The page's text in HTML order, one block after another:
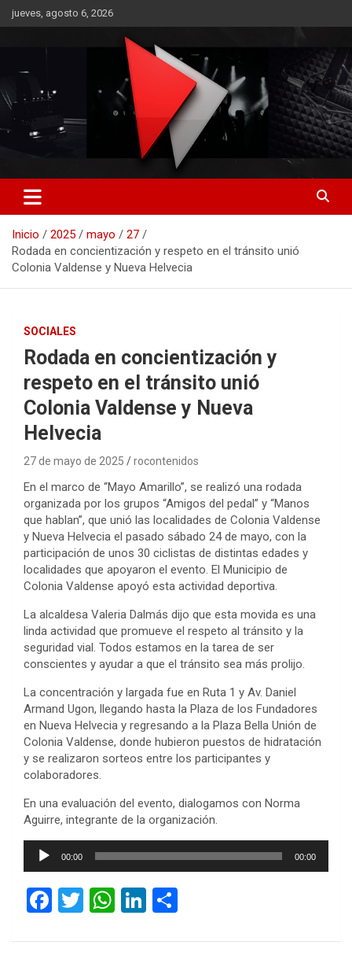
Saltar
al
jueves, agosto 6, 2026
RO CONTENIDOS
Inicio 2025 mayo
27
Rodada en concientización y respeto en el tránsito unió
Colonia Valdense y Nueva Helvecia
SOCIALES
Rodada en concientización y
respeto en el tránsito unió
Colonia Valdense y Nueva
Helvecia
27 de mayo de 2025 rocontenidos
En el marco de “Mayo Amarillo”, se realizó una rodada
organizada por los grupos “Amigos del pedal” y “Manos
que hablan”, que unió las localidades de Colonia Valdense
y Nueva Helvecia el pasado sábado 24 de mayo, con la
participación de unos 30 ciclistas de distintas edades y
localidades que apoyaron el evento. El Municipio de
Colonia Valdense apoyó esta actividad deportiva.
La alcaldesa Valeria Dalmás dijo que esta movida es una
linda actividad que promueve el respeto al tránsito y la
seguridad vial. Todos estamos en la tarea de ser
conscientes y ayudar a que el tránsito sea más prolijo.
La concentración y largada fue en Ruta 1 y Av. Daniel
Armand Ugon, llegando hasta la Plaza de los Fundadores
en Nueva Helvecia y regresando a la Plaza Bella Unión de
Colonia Valdense, donde hubieron puestos de hidratación
y se realizaron sorteos entre los participantes y
colaboradores.
En una evaluación del evento, dialogamos con Norma
Aguirre, integrante de la organización.
Reproductor
00:00 00:00
F
ce
T
tt
W
at
Li
ke m